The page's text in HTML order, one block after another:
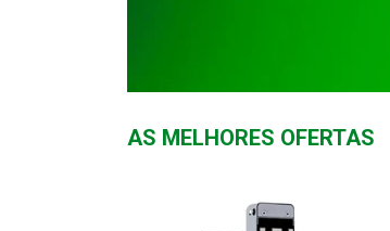
AS MELHORES OFERTAS